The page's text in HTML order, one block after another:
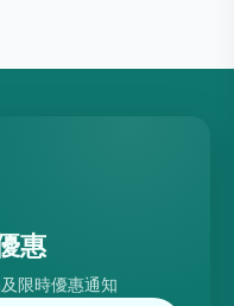
惠
限時優惠通知